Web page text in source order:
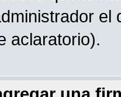
aclaratorio).